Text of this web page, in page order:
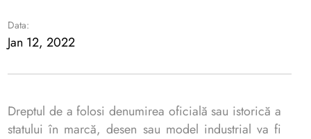
Data:
Jan 12, 2022
Dreptul de a folosi denumirea oficială sau istorică a
statului în marcă, desen sau model industrial va fi